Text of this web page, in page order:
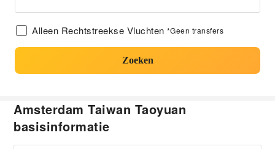
Alleen Rechtstreekse Vluchten *Geen transfers
Zoeken
Amsterdam Taiwan Taoyuan
basisinformatie